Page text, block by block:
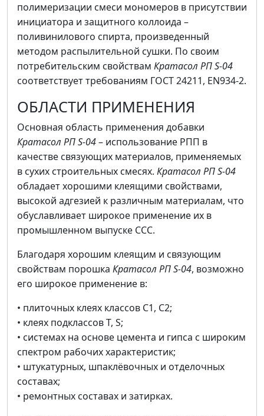
полимеризации смеси мономеров в присутствии
инициатора и защитного коллоида –
поливинилового спирта, произведенный
методом распылительной сушки. По своим
потребительским свойствам Кратасол РП S-04
соответствует требованиям ГОСТ 24211, EN934-2.
ОБЛАСТИ ПРИМЕНЕНИЯ
Основная область применения добавки
Кратасол РП S-04– использование РПП в
качестве связующих материалов, применяемых
в сухих строительных смесях. Кратасол РП S-04
обладает хорошими клеящими свойствами,
высокой адгезией к различным материалам, что
обуславливает широкое применение их в
промышленном выпуске ССС.
Благодаря хорошим клеящим и связующим
свойствам порошка Кратасол РП S-04, возможно
его широкое применение в:
• плиточных клеях классов С1, С2;
• клеях подклассов T, S;
• системах на основе цемента и гипса с широким
спектром рабочих характеристик;
• штукатурных, шпаклёвочных и отделочных
составах;
• ремонтных составах и затирках.